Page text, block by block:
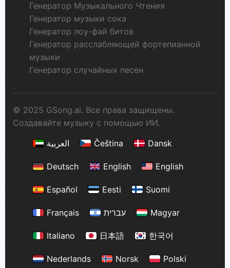
Генератор Музыкального Чтения
Генератор музыки сока
Генератор лоу-фай битов
Генератор расслабляющей фортепианной
музыки
Генератор случайных песен
© 2025 GSong.ai. Все права защищены.
Создавайте музыку с помощью ИИ.
العربية
Čeština Dansk
Deutsch English English
Español Eesti Suomi
Français עברית Magyar
Italiano 日本語 한국어
Nederlands Norsk Polski